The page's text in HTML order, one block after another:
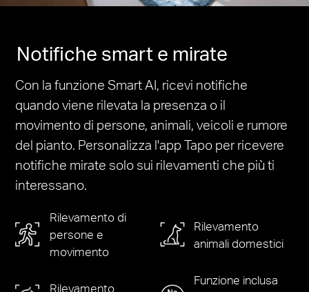
Notifiche smart e mirate
Con la funzione Smart AI, ricevi notifiche
quando viene rilevata la presenza o il
movimento di persone, animali, veicoli e rumore
del pianto. Personalizza l'app Tapo per ricevere
notifiche mirate solo sui rilevamenti che più ti
interessano.
Rilevamento di
persone e
movimento
Rilevamento
animali domestici
Rilevamento
Funzione inclusa